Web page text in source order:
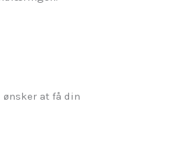
at få din